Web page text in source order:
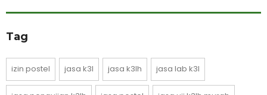
Tag
izin postel jasa k3l jasa k3lh jasa lab k3l